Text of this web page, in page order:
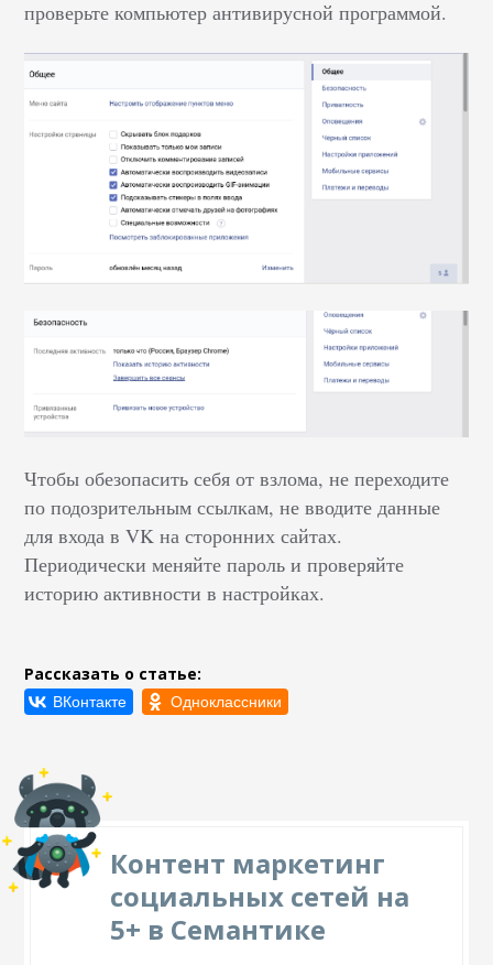
проверьте компьютер антивирусной программой.
Чтобы обезопасить себя от взлома, не переходите
по подозрительным ссылкам, не вводите данные
для входа в VK на сторонних сайтах.
Периодически меняйте пароль и проверяйте
историю активности в настройках.
Рассказать о статье:
Контент маркетинг
социальных сетей на
5+ в Семантике